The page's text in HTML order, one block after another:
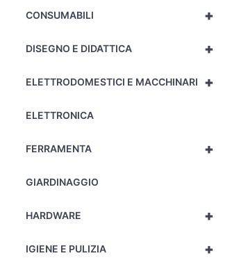
+
CONSUMABILI
+
DISEGNO E DIDATTICA
+
ELETTRODOMESTICI E MACCHINARI
ELETTRONICA
+
FERRAMENTA
GIARDINAGGIO
+
HARDWARE
+
IGIENE E PULIZIA